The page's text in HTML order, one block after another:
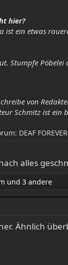
hier?
ist ein etwas
Stumpfe
von
Schmitz ist ein
DEAF
alles
und 3 andere
Ähnlich